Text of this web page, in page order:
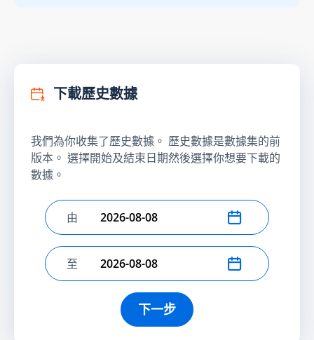
下載歷史數據
我們為你收集了歷史數據。 歷史數據是數據集的前
版本。 選擇開始及結束日期然後選擇你想要下載的
數據。
選擇開始日期
由
選擇結束日期
至
下一步